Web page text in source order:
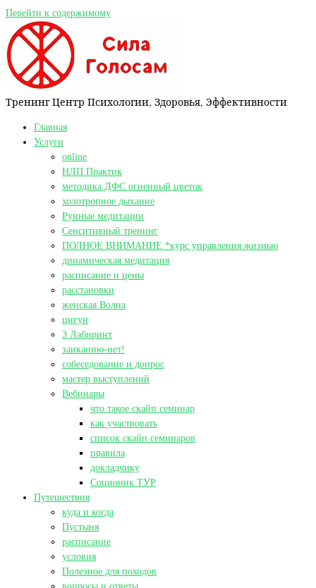
Перейти к содержимому
Тренинг Центр Психологии, Здоровья, Эффективности
Главная
Услуги
online
НЛП Практик
методика ДФС огненный цветок
холотропное дыхание
Рунные медитации
Сенситивный тренинг
ПОЛНОЕ ВНИМАНИЕ *курс управления жизнью
динамическая медитация
расписание и цены
расстановки
женская Волна
цигун
3 Лабиринт
заиканию-нет!
собеседование и допрос
мастер выступлений
Вебинары
что такое скайп семинар
как участвовать
список скайп семинаров
правила
докладчику
Соционик ТУР
Путешествия
куда и когда
Пустыня
расписание
условия
Полезное для походов